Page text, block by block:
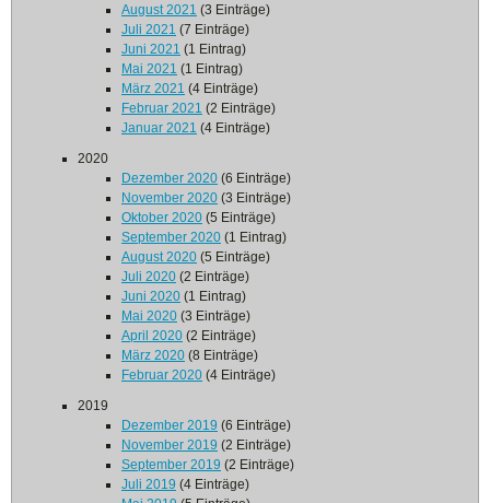
August 2021 (3 Einträge)
Juli 2021 (7 Einträge)
Juni 2021 (1 Eintrag)
Mai 2021 (1 Eintrag)
März 2021 (4 Einträge)
Februar 2021 (2 Einträge)
Januar 2021 (4 Einträge)
2020
Dezember 2020 (6 Einträge)
November 2020 (3 Einträge)
Oktober 2020 (5 Einträge)
September 2020 (1 Eintrag)
August 2020 (5 Einträge)
Juli 2020 (2 Einträge)
Juni 2020 (1 Eintrag)
Mai 2020 (3 Einträge)
April 2020 (2 Einträge)
März 2020 (8 Einträge)
Februar 2020 (4 Einträge)
2019
Dezember 2019 (6 Einträge)
November 2019 (2 Einträge)
September 2019 (2 Einträge)
Juli 2019 (4 Einträge)